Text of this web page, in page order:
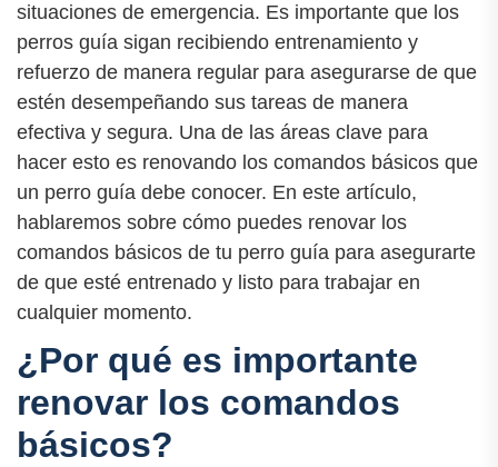
situaciones de emergencia. Es importante que los
perros guía sigan recibiendo entrenamiento y
refuerzo de manera regular para asegurarse de que
estén desempeñando sus tareas de manera
efectiva y segura. Una de las áreas clave para
hacer esto es renovando los comandos básicos que
un perro guía debe conocer. En este artículo,
hablaremos sobre cómo puedes renovar los
comandos básicos de tu perro guía para asegurarte
de que esté entrenado y listo para trabajar en
cualquier momento.
¿Por qué es importante
renovar los comandos
básicos?